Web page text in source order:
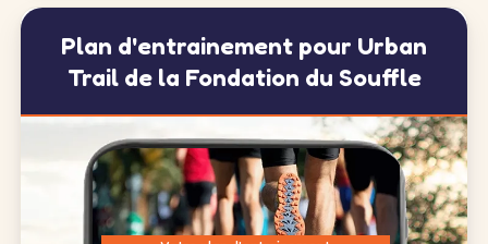
Plan d'entrainement pour Urban
Trail de la Fondation du Souffle